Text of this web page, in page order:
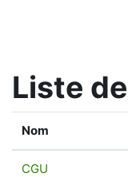
Liste
Nom
CGU